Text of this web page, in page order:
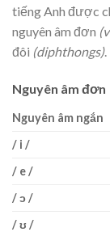
tiếng Anh được
nguyên âm đơn
đôi (diphthongs).
Nguyên âm đơn
Nguyên âm ngắn
/ i /
/ e /
/ ɔ /
/ ʊ /